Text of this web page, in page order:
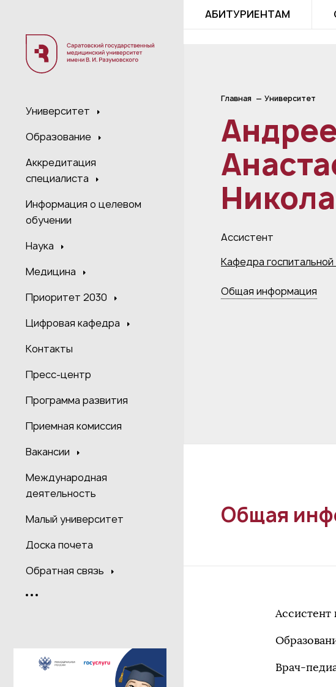
Университет
Образование
Аккредитация
специалиста
Информация о целевом
обучении
Наука
Медицина
Приоритет 2030
Цифровая кафедра
Контакты
Пресс-центр
Программа развития
Приемная комиссия
Вакансии
Международная
деятельность
Малый университет
Доска почета
Обратная связь
АБИТУРИЕНТАМ
Главная Университет
Ассистент
Кафедра
Общая информация
Общая
Врач-